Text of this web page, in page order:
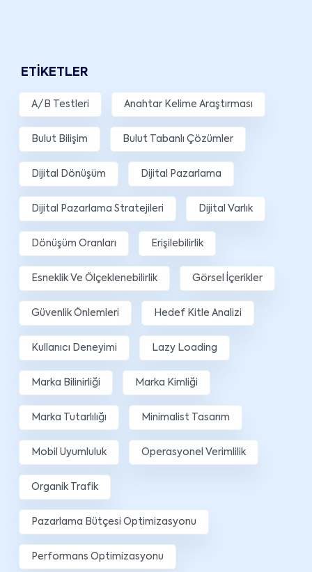
ETIKETLER
A/B Testleri Anahtar Kelime Araştırması
Bulut Bilişim Bulut Tabanlı Çözümler
Dijital Dönüşüm Dijital Pazarlama
Dijital Pazarlama Stratejileri Dijital Varlık
Dönüşüm Oranları Erişilebilirlik
Esneklik Ve Ölçeklenebilirlik Görsel İçerikler
Güvenlik Önlemleri Hedef Kitle Analizi
Kullanıcı Deneyimi Lazy Loading
Marka Bilinirliği Marka Kimliği
Marka Tutarlılığı Minimalist Tasarım
Mobil Uyumluluk Operasyonel Verimlilik
Organik Trafik
Pazarlama Bütçesi Optimizasyonu
Performans Optimizasyonu